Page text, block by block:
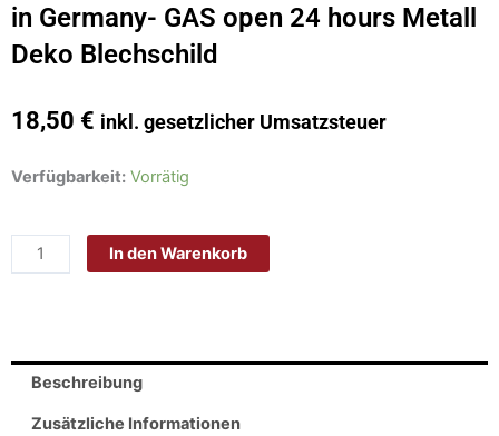
in Germany- GAS open 24 hours Metall
Deko Blechschild
18,50 € inkl. gesetzlicher Umsatzsteuer
Verfügbarkeit: Vorrätig
Schild
30x20cm
Germany-
GAS
open
In den Warenkorb
Beschreibung
Zusätzliche Informationen